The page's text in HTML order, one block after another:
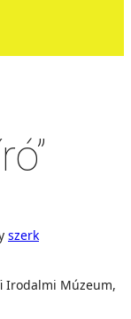
szerk
Irodalmi Múzeum,